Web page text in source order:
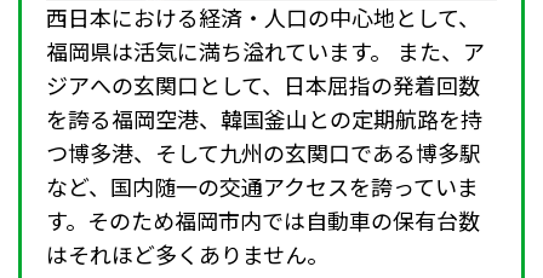
西日本における経済・人口の中心地として、
福岡県は活気に満ち溢れています。 また、ア
ジアへの玄関口として、日本屈指の発着回数
を誇る福岡空港、韓国釜山との定期航路を持
つ博多港、そして九州の玄関口である博多駅
など、国内随一の交通アクセスを誇っていま
す。そのため福岡市内では自動車の保有台数
はそれほど多くありません。